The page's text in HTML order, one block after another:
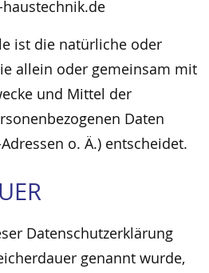
ist die natürliche oder
allein oder gemeinsam mit
und Mittel der
Daten
o. Ä.) entscheidet.
Datenschutzerklärung
genannt wurde,